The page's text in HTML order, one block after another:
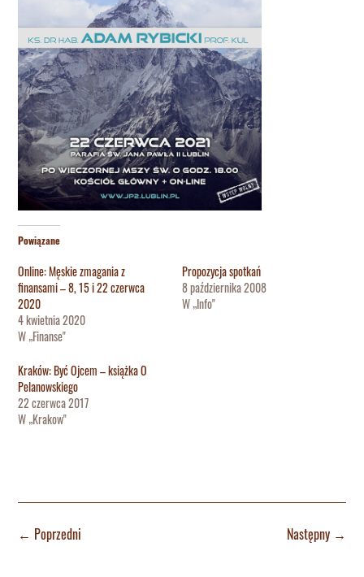
Powiązane
Online: Męskie zmagania z
finansami – 8, 15 i 22 czerwca
2020
4 kwietnia 2020
W „Finanse"
Propozycja spotkań
8 października 2008
W „Info"
Kraków: Być Ojcem – książka O
Pelanowskiego
22 czerwca 2017
W „Krakow"
← Poprzedni Następny→